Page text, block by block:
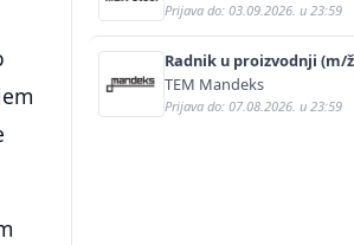
Prijava do: 03.09.2026. u 23:59
Radnik u proizvodnji (m/
TEM Mandeks
Prijava do: 07.08.2026. u 23:59